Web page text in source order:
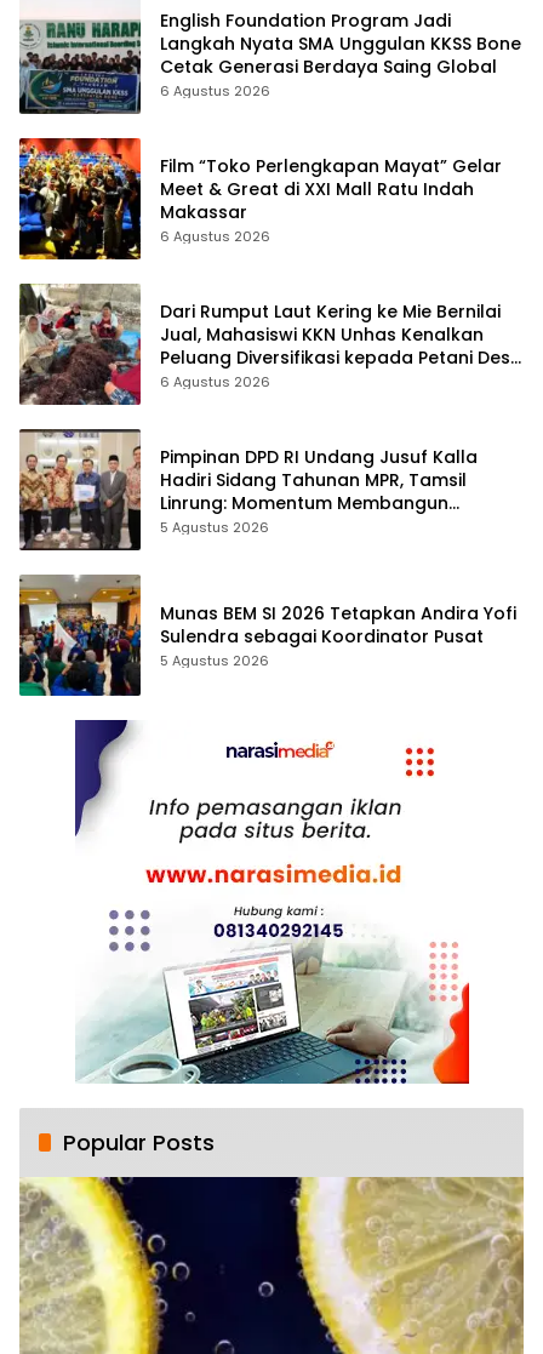
English Foundation Program Jadi
Langkah Nyata SMA Unggulan KKSS Bone
Cetak Generasi Berdaya Saing Global
6 Agustus 2026
Film “Toko Perlengkapan Mayat” Gelar
Meet & Great di XXI Mall Ratu Indah
Makassar
6 Agustus 2026
Dari Rumput Laut Kering ke Mie Bernilai
Jual, Mahasiswi KKN Unhas Kenalkan
Peluang Diversifikasi kepada Petani Desa
Baruga
6 Agustus 2026
Pimpinan DPD RI Undang Jusuf Kalla
Hadiri Sidang Tahunan MPR, Tamsil
Linrung: Momentum Membangun
Solidaritas Kepemimpinan Bangsa
5 Agustus 2026
Munas BEM SI 2026 Tetapkan Andira Yofi
Sulendra sebagai Koordinator Pusat
5 Agustus 2026
Popular Posts